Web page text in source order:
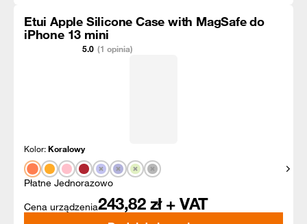
Etui Apple Silicone Case with MagSafe do
iPhone 13 mini
5.0 (1 opinia)
Kolor:Koralowy
Płatne Jednorazowo
Cena urządzenia243,82 zł + VAT